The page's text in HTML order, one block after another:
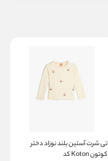
تی شرت آستین بلند نوزاد دختر
کوتون Koton کد